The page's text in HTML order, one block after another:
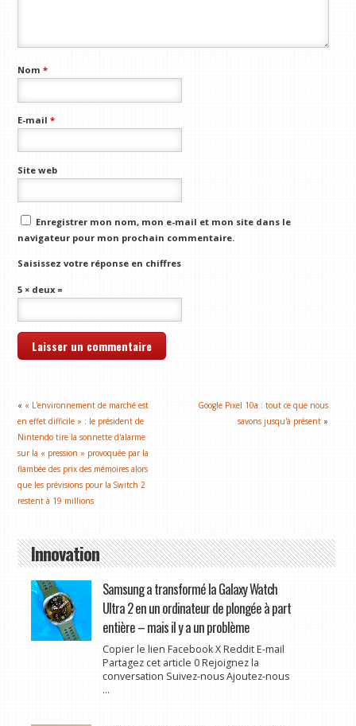
Nom*
E-mail*
Site web
Enregistrer mon nom, mon e-mail et mon site dans le
navigateur pour mon prochain commentaire.
Saisissez votre réponse en chiffres
5 × deux =
« « L'environnement de marché est
en effet difficile » : le président de
Nintendo tire la sonnette d'alarme
sur la « pression » provoquée par la
flambée des prix des mémoires alors
que les prévisions pour la Switch 2
restent à 19 millions
Google Pixel 10a : tout ce que nous
savons jusqu'à présent »
Innovation
Samsung a transformé la Galaxy Watch
Ultra 2 en un ordinateur de plongée à part
entière – mais il y a un problème
Copier le lien Facebook X Reddit E-mail
Partagez cet article 0 Rejoignez la
conversation Suivez-nous Ajoutez-nous
...